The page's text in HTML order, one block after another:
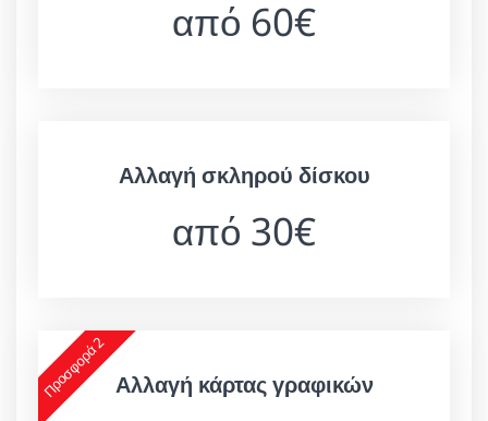
από 60€
Αλλαγή σκληρού δίσκου
από 30€
Προσφορά 2 Αλλαγή κάρτας γραφικών